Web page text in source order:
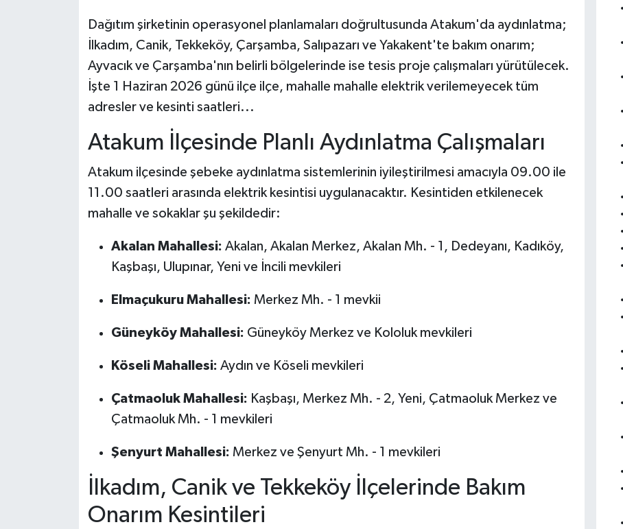
Dağıtım şirketinin operasyonel planlamaları doğrultusunda Atakum'da aydınlatma;
İlkadım, Canik, Tekkeköy, Çarşamba, Salıpazarı ve Yakakent'te bakım onarım;
Ayvacık ve Çarşamba'nın belirli bölgelerinde ise tesis proje çalışmaları yürütülecek.
İşte 1 Haziran 2026 günü ilçe ilçe, mahalle mahalle elektrik verilemeyecek tüm
adresler ve kesinti saatleri...
Atakum İlçesinde Planlı Aydınlatma Çalışmaları
Atakum ilçesinde şebeke aydınlatma sistemlerinin iyileştirilmesi amacıyla 09.00 ile
11.00 saatleri arasında elektrik kesintisi uygulanacaktır. Kesintiden etkilenecek
mahalle ve sokaklar şu şekildedir:
Akalan Mahallesi: Akalan, Akalan Merkez, Akalan Mh. - 1, Dedeyanı, Kadıköy,
Kaşbaşı, Ulupınar, Yeni ve İncili mevkileri
Elmaçukuru Mahallesi: Merkez Mh. - 1 mevkii
Güneyköy Mahallesi: Güneyköy Merkez ve Kololuk mevkileri
Köseli Mahallesi: Aydın ve Köseli mevkileri
Çatmaoluk Mahallesi: Kaşbaşı, Merkez Mh. - 2, Yeni, Çatmaoluk Merkez ve
Çatmaoluk Mh. - 1 mevkileri
Şenyurt Mahallesi: Merkez ve Şenyurt Mh. - 1 mevkileri
İlkadım, Canik ve Tekkeköy İlçelerinde Bakım
Onarım Kesintileri